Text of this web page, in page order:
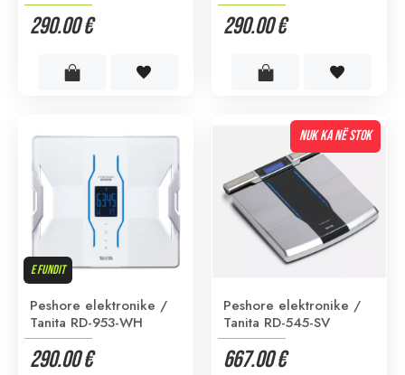
290.00 € 290.00 €
E FUNDIT
Peshore elektronike /
Tanita RD-953-WH
290.00 €
NUK KA NË STOK
Peshore elektronike /
Tanita RD-545-SV
667.00 €